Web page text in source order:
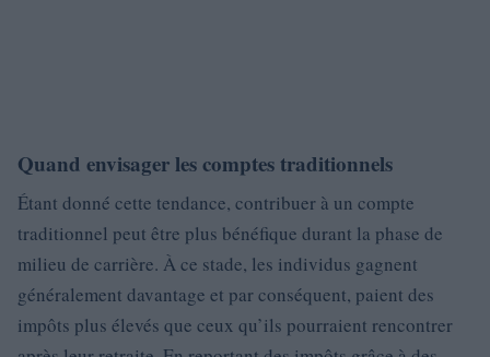
Quand envisager les comptes traditionnels
Étant donné cette tendance, contribuer à un compte
traditionnel peut être plus bénéfique durant la phase de
milieu de carrière. À ce stade, les individus gagnent
généralement davantage et par conséquent, paient des
impôts plus élevés que ceux qu’ils pourraient rencontrer